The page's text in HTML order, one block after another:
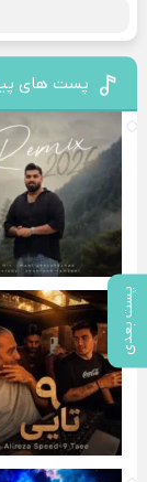
پست بعدی
پست های